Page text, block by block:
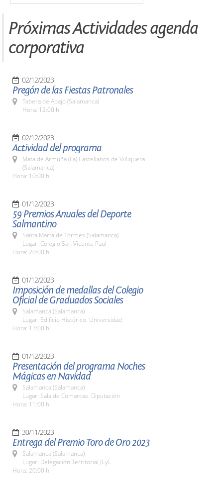
Próximas Actividades agenda
corporativa
02/12/2023
Pregón de las Fiestas Patronales
Tabera de Abajo (Salamanca)
Hora: 12:00 h.
02/12/2023
Actividad del programa
Mata de Armuña (La) Castellanos de Villiquera
(Salamanca)
Hora: 10:00 h.
01/12/2023
59 Premios Anuales del Deporte
Salmantino
Santa Marta de Tormes (Salamanca)
Lugar: Colegio San Vicente Paul
Hora: 20:00 h.
01/12/2023
Imposición de medallas del Colegio
Oficial de Graduados Sociales
Salamanca (Salamanca)
Lugar: Edificio Histórico. Universidad
Hora: 13:00 h.
01/12/2023
Presentación del programa Noches
Mágicas en Navidad
Salamanca (Salamanca)
Lugar: Sala de Comarcas. Diputación
Hora: 11:00 h.
30/11/2023
Entrega del Premio Toro de Oro 2023
Salamanca (Salamanca)
Lugar: Delegación Territorial JCyL
Hora: 20:00 h.